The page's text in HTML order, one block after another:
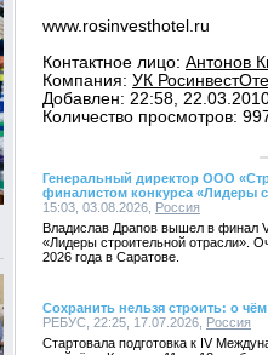
www.rosinvesthotel.ru
Контактное лицо: Антонов
Компания: УК
Добавлен: 22:58,
Количество просмотров:
Генеральный директор ООО
финалистом конкурса «Лидеры
15:03, 03.08.2026, Россия
Владислав Драпов вышел в финал
«Лидеры строительной отрасли».
2026 года в Саратове.
Сохранить нельзя строить: о
РЕБУС, 22:25, 17.07.2026, Россия
Стартовала подготовка к IV